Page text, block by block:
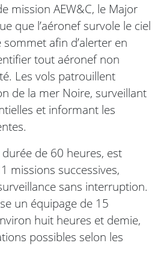
mission AEW&C, le Major
que l’aéronef survole le ciel
afin d’alerter en
tout aéronef non
Les vols patrouillent
de la mer Noire, surveillant
et informant les
durée de 60 heures, est
missions successives,
sans interruption.
un équipage de 15
huit heures et demie,
possibles selon les